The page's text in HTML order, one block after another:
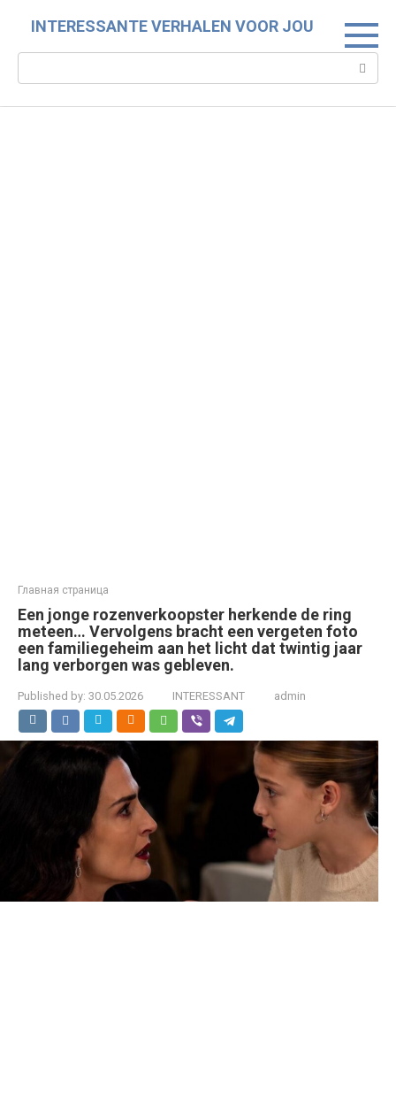
INTERESSANTE VERHALEN VOOR JOU
Главная страница
Een jonge rozenverkoopster herkende de ring
meteen… Vervolgens bracht een vergeten foto
een familiegeheim aan het licht dat twintig jaar
lang verborgen was gebleven.
Published by: 30.05.2026 INTERESSANT admin